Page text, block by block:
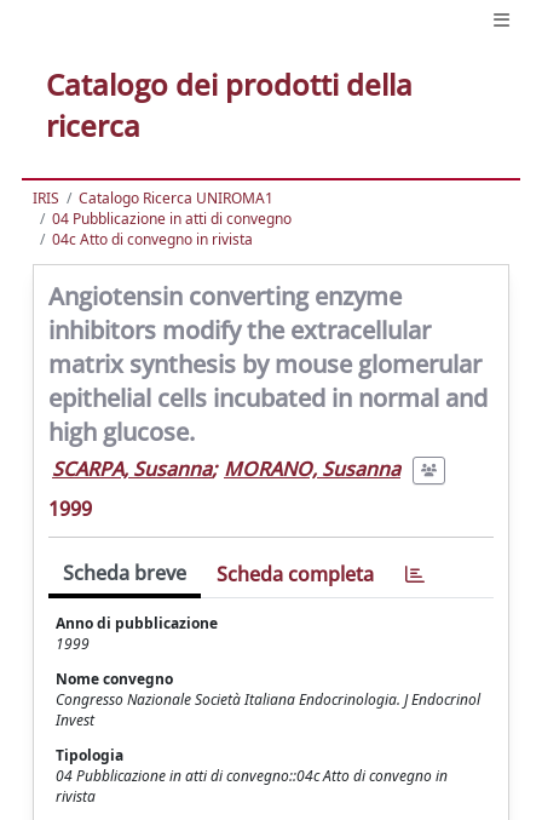
Catalogo dei prodotti della
ricerca
IRIS
Catalogo Ricerca UNIROMA1
04 Pubblicazione in atti di convegno
04c Atto di convegno in rivista
Angiotensin converting enzyme
inhibitors modify the extracellular
matrix synthesis by mouse glomerular
epithelial cells incubated in normal and
high glucose.
SCARPA, Susanna; MORANO, Susanna
1999
Scheda breve Scheda completa
Anno di pubblicazione
1999
Nome convegno
Congresso Nazionale Società Italiana Endocrinologia. J Endocrinol
Invest
Tipologia
04 Pubblicazione in atti di convegno::04c Atto di convegno in
rivista